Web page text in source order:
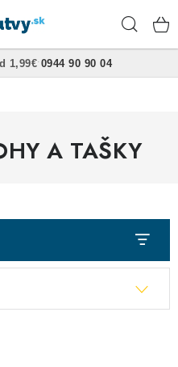
1,99€• 0944 90 90 04
A TAŠKY